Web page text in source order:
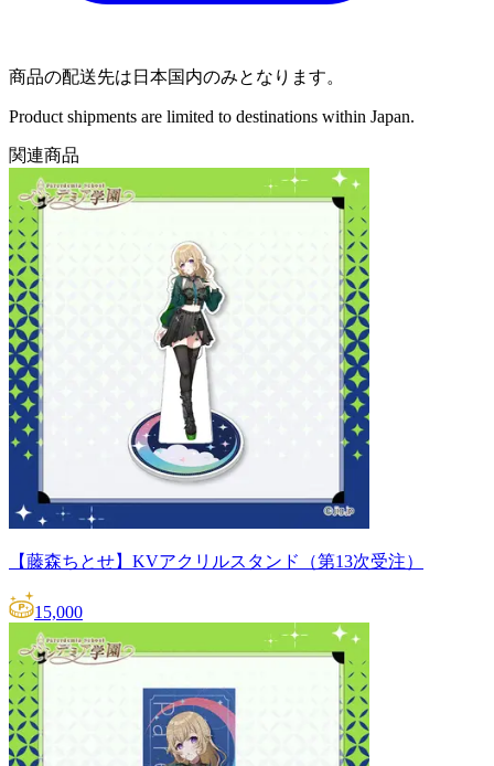
商品の配送先は日本国内のみとなります。
Product shipments are limited to destinations within Japan.
関連商品
【藤森ちとせ】KVアクリルスタンド（第13次受注）
15,000